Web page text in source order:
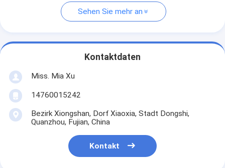
Sehen Sie mehr an
Kontaktdaten
Miss. Mia Xu
14760015242
Bezirk Xiongshan, Dorf Xiaoxia, Stadt Dongshi,
Quanzhou, Fujian, China
Kontakt